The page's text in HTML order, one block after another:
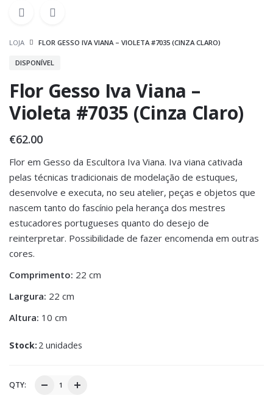
LOJA FLOR GESSO IVA VIANA – VIOLETA #7035 (CINZA CLARO)
DISPONÍVEL
Flor Gesso Iva Viana –
Violeta #7035 (Cinza Claro)
€62.00
Flor em Gesso da Escultora Iva Viana. Iva viana cativada
pelas técnicas tradicionais de modelação de estuques,
desenvolve e executa, no seu atelier, peças e objetos que
nascem tanto do fascínio pela herança dos mestres
estucadores portugueses quanto do desejo de
reinterpretar. Possibilidade de fazer encomenda em outras
cores.
Comprimento: 22 cm
Largura: 22 cm
Altura: 10 cm
Stock: 2 unidades
QTY: